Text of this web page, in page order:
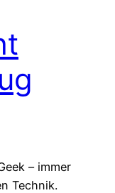
– immer
Technik.